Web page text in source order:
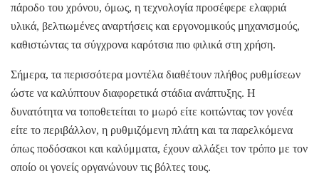
πάροδο του χρόνου, όμως, η τεχνολογία προσέφερε ελαφριά
υλικά, βελτιωμένες αναρτήσεις και εργονομικούς μηχανισμούς,
καθιστώντας τα σύγχρονα καρότσια πιο φιλικά στη χρήση.
Σήμερα, τα περισσότερα μοντέλα διαθέτουν πλήθος ρυθμίσεων
ώστε να καλύπτουν διαφορετικά στάδια ανάπτυξης. Η
δυνατότητα να τοποθετείται το μωρό είτε κοιτώντας τον γονέα
είτε το περιβάλλον, η ρυθμιζόμενη πλάτη και τα παρελκόμενα
όπως ποδόσακοι και καλύμματα, έχουν αλλάξει τον τρόπο με τον
οποίο οι γονείς οργανώνουν τις βόλτες τους.